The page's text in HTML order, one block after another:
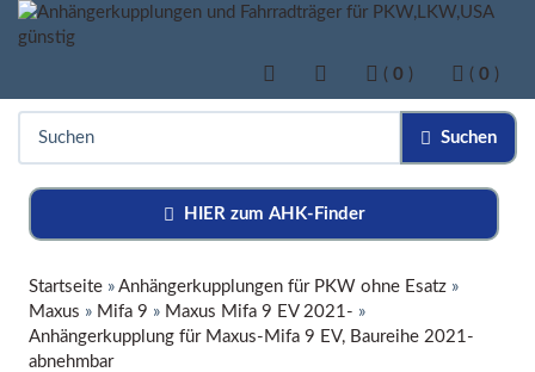
( 0 ) ( 0 )
Suchen
HIER zum AHK-Finder
Startseite » Anhängerkupplungen für PKW ohne Esatz »
Maxus » Mifa 9 » Maxus Mifa 9 EV 2021- »
Anhängerkupplung für Maxus-Mifa 9 EV, Baureihe 2021-
abnehmbar